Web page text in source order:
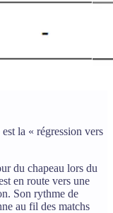
la « régression vers
du chapeau lors du
en route vers une
Son rythme de
au fil des matchs